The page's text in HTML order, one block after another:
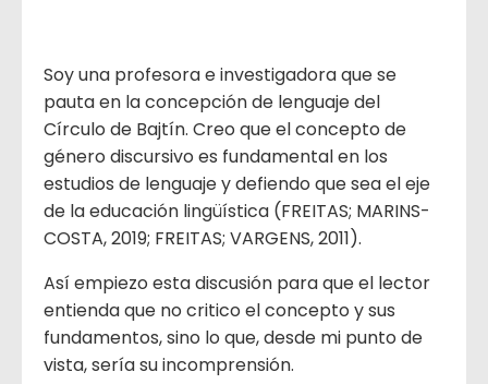
Soy una profesora e investigadora que se
pauta en la concepción de lenguaje del
Círculo de Bajtín. Creo que el concepto de
género discursivo es fundamental en los
estudios de lenguaje y defiendo que sea el eje
de la educación lingüística (FREITAS; MARINS-
COSTA, 2019; FREITAS; VARGENS, 2011).
Así empiezo esta discusión para que el lector
entienda que no critico el concepto y sus
fundamentos, sino lo que, desde mi punto de
vista, sería su incomprensión.